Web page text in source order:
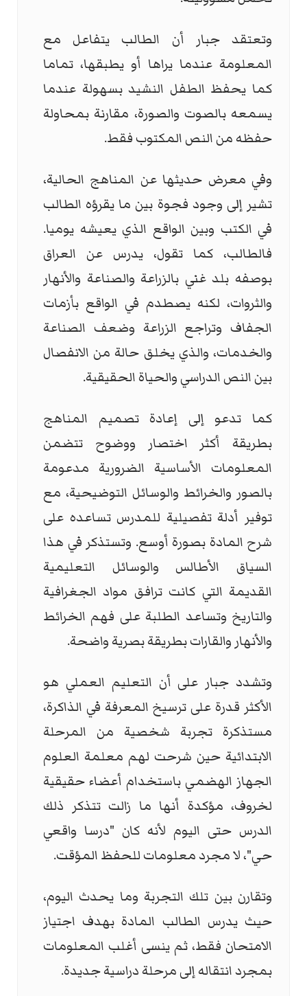
وتعتقد جبار أن الطالب يتفاعل مع
المعلومة عندما يراها أو يطبقها، تماما
كما يحفظ الطفل النشيد بسهولة عندما
يسمعه بالصوت والصورة، مقارنة بمحاولة
حفظه من النص المكتوب فقط.
وفي معرض حديثها عن المناهج الحالية،
تشير إلى وجود فجوة بين ما يقرؤه الطالب
في الكتب وبين الواقع الذي يعيشه يوميا.
فالطالب، كما تقول، يدرس عن العراق
بوصفه بلد غني بالزراعة والصناعة والأنهار
والثروات، لكنه يصطدم في الواقع بأزمات
الجفاف وتراجع الزراعة وضعف الصناعة
والخدمات، والذي يخلق حالة من الانفصال
بين النص الدراسي والحياة الحقيقية.
كما تدعو إلى إعادة تصميم المناهج
بطريقة أكثر اختصار ووضوح تتضمن
المعلومات الأساسية الضرورية مدعومة
بالصور والخرائط والوسائل التوضيحية، مع
توفير أدلة تفصيلية للمدرس تساعده على
شرح المادة بصورة أوسع. وتستذكر في هذا
السياق الأطالس والوسائل التعليمية
القديمة التي كانت ترافق مواد الجغرافية
والتاريخ وتساعد الطلبة على فهم الخرائط
والأنهار والقارات بطريقة بصرية واضحة.
وتشدد جبار على أن التعليم العملي هو
الأكثر قدرة على ترسيخ المعرفة في الذاكرة،
مستذكرة تجربة شخصية من المرحلة
الابتدائية حين شرحت لهم معلمة العلوم
الجهاز الهضمي باستخدام أعضاء حقيقية
لخروف، مؤكدة أنها ما زالت تتذكر ذلك
الدرس حتى اليوم لأنه كان "درسا واقعي
حي"، لا مجرد معلومات للحفظ المؤقت.
وتقارن بين تلك التجربة وما يحدث اليوم،
حيث يدرس الطالب المادة بهدف اجتياز
الامتحان فقط، ثم ينسى أغلب المعلومات
بمجرد انتقاله إلى مرحلة دراسية جديدة.